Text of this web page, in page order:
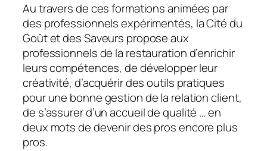
Au travers de ces formations animées par
des professionnels expérimentés, la Cité du
Goût et des Saveurs propose aux
professionnels de la restauration d’enrichir
leurs compétences, de développer leur
créativité, d’acquérir des outils pratiques
pour une bonne gestion de la relation client,
de s’assurer d’un accueil de qualité … en
deux mots de devenir des pros encore plus
pros.